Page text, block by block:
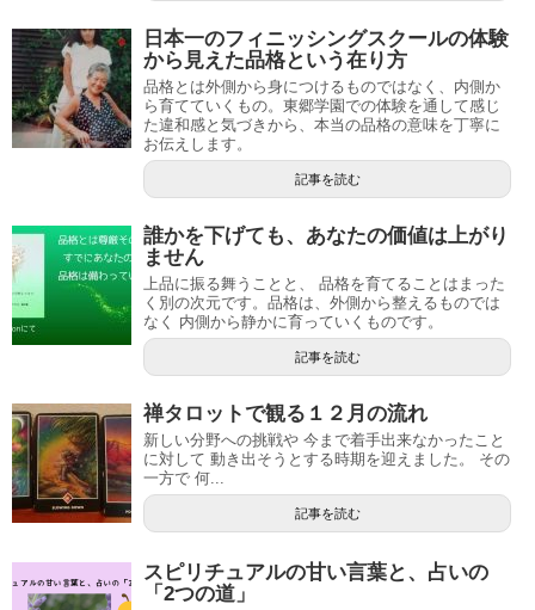
日本一のフィニッシングスクールの体験
から見えた品格という在り方
品格とは外側から身につけるものではなく、内側か
ら育てていくもの。東郷学園での体験を通して感じ
た違和感と気づきから、本当の品格の意味を丁寧に
お伝えします。
記事を読む
誰かを下げても、あなたの価値は上がり
ません
上品に振る舞うことと、 品格を育てることはまった
く別の次元です。品格は、外側から整えるものでは
なく 内側から静かに育っていくものです。
記事を読む
禅タロットで観る１２月の流れ
新しい分野への挑戦や 今まで着手出来なかったこと
に対して 動き出そうとする時期を迎えました。 その
一方で 何...
記事を読む
スピリチュアルの甘い言葉と、占いの
「2つの道」